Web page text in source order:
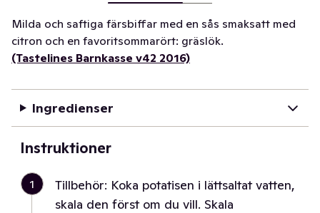
Milda och saftiga färsbiffar med en sås smaksatt med
citron och en favoritsommarört: gräslök.
(Tastelines Barnkasse v42 2016)
Ingredienser
Instruktioner
1
Tillbehör: Koka potatisen i lättsaltat vatten,
skala den först om du vill. Skala